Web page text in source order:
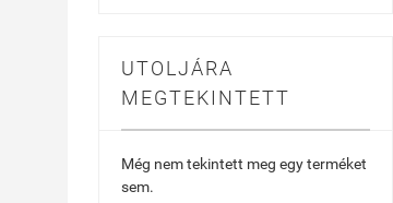
UTOLJÁRA
MEGTEKINTETT
Még nem tekintett meg egy terméket
sem.